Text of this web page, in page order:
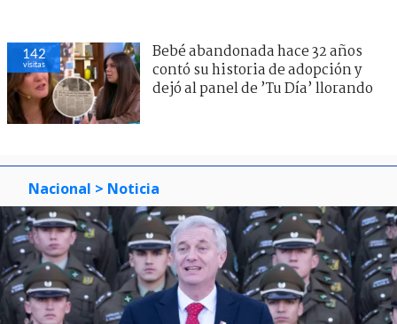
142
visitas
Bebé abandonada hace 32 años
contó su historia de adopción y
dejó al panel de ’Tu Día’ llorando
Nacional > Noticia